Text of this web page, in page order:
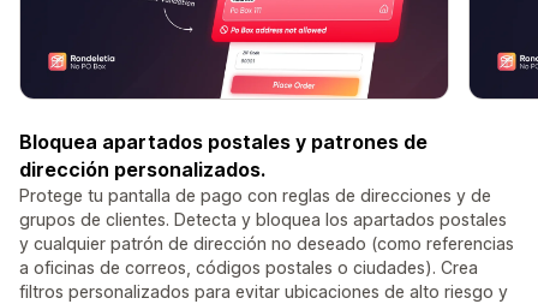
Bloquea apartados postales y patrones de
dirección personalizados.
Protege tu pantalla de pago con reglas de direcciones y de
grupos de clientes. Detecta y bloquea los apartados postales
y cualquier patrón de dirección no deseado (como referencias
a oficinas de correos, códigos postales o ciudades). Crea
filtros personalizados para evitar ubicaciones de alto riesgo y